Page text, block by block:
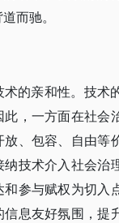
而驰。
的亲和性。技术
，一方面在社会
、包容、自由等
技术介入社会治
参与赋权为切入
信息友好氛围，提